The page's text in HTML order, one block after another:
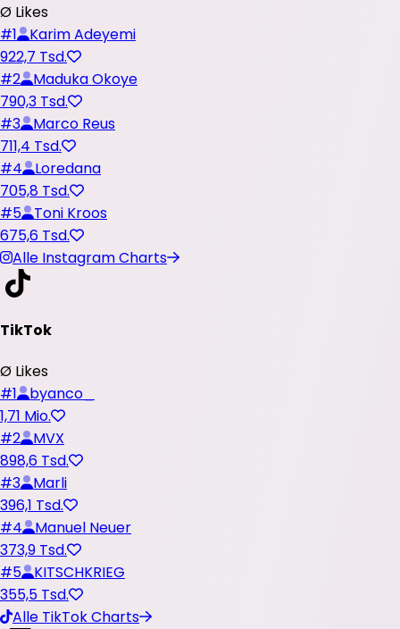
Ø Likes
#1
Karim Adeyemi
922,7 Tsd.
#2
Maduka Okoye
790,3 Tsd.
#3
Marco Reus
711,4 Tsd.
#4
Loredana
705,8 Tsd.
#5
Toni Kroos
675,6 Tsd.
Alle Instagram Charts
TikTok
Ø Likes
#1
byanco_
1,71 Mio.
#2
MVX
898,6 Tsd.
#3
Marli
396,1 Tsd.
#4
Manuel Neuer
373,9 Tsd.
#5
KITSCHKRIEG
355,5 Tsd.
Alle TikTok Charts